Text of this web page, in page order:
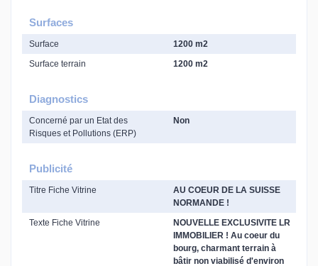
Surfaces
Surface
1200 m2
Surface terrain
1200 m2
Diagnostics
Concerné par un Etat des
Risques et Pollutions (ERP)
Non
Publicité
Titre Fiche Vitrine
AU COEUR DE LA SUISSE
NORMANDE !
Texte Fiche Vitrine
NOUVELLE EXCLUSIVITE LR
IMMOBILIER ! Au coeur du
bourg, charmant terrain à
bâtir non viabilisé d'environ